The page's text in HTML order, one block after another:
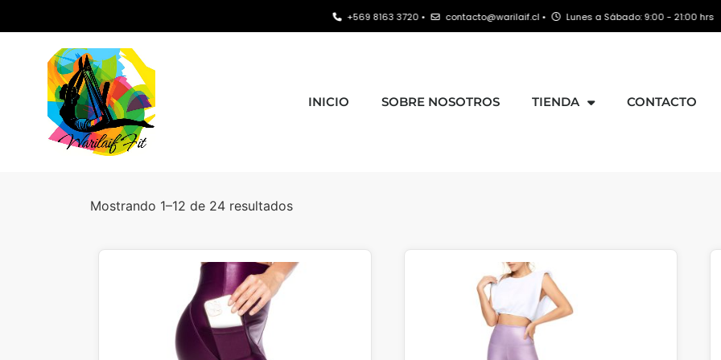
+569 8163 3720 • contacto@warilaif.cl • Lunes a Sábado: 9:00 - 21:00 hrs
INICIO SOBRE NOSOTROS TIENDA CONTACTO
Mostrando 1–12 de 24 resultados